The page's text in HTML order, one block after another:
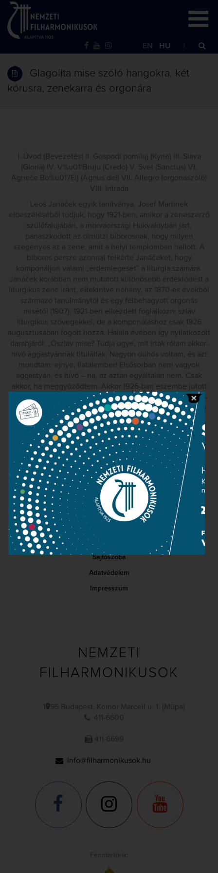
EN HU
Glagolita mise szóló hangokra, két
kórusra, zenekarra és orgonára
I. Úvod (Bevezetés) II. Gospodi pomiluj (Kyrie) III. Slava
(Gloria) IV. V%u011Bruju (Credo) V. Svet (Sanctus) VI.
Agneče Bo%u017Eij (Agnus dei) VII. Allegro (orgonaszóló)
VIII. Intrada
Leoš Janáček egyik tanítványa, Josef Martinek
elbeszéléséből tudjuk, hogy 1921-ben, amikor a zeneszerző
szülőfalujában, a morvaországi Hukvaldyban járt,
panaszkodott az olmützi bíborosnak, hogy milyen
szegényes az a zene, amit a helyi templomban hallott. A
bíboros persze azonnal felkérte Janáčeket, hogy
komponáljon valami „érdemlegeset” a liturgia számára.
Janáček korábban nem mutatott különösebb érdeklődést a
liturgikus zene iránt, eltekintve néhány, az 1870-es évekből
származó tanulmánytól és egy félbehagyott orgonás
misétől (1907). 1921-ben elkezdett foglalkozni szláv
liturgikus szövegekkel, de a komponáláshoz csak 1926
augusztusában fogott hozzá. Halála évében így nyilatkozott
darabjáról: „Ószláv mise? Tudja ugye, mit írtak rólam akkor:
hívő aggastyánnak tituláltak. Nagyon dühös voltam, és azt
mondtam: ejnye, fiatalember! Elsősorban nem vagyok
aggastyán, és hívő – na, az aztán egyáltalán nem. Csak
akkor, ha meggyőződtem. Akkor 1926-ban eszembe jutott
valami. Az a Cirill és Metód-légkör! Luhačovicében írtam –
szörnyű volt akkor ott. Nap mint nap esett, és én naponta
odaültem asztalomhoz – három hét alatt kész voltam. A
nemzet biztonságban való hitét akartam kifejezni, nem
vallási alapon, hanem az Istent tanúul hívó erkölcs és erő
alapján.”
Közérdekű adatok
Sajtószoba
Adatvédelem
Impresszum
NEMZETI
FILHARMONIKUSOK
1095 Budapest, Komor Marcell u. 1. (Müpa)
411-6600
411-6699
info@filharmonikusok.hu
Fenntartónk: